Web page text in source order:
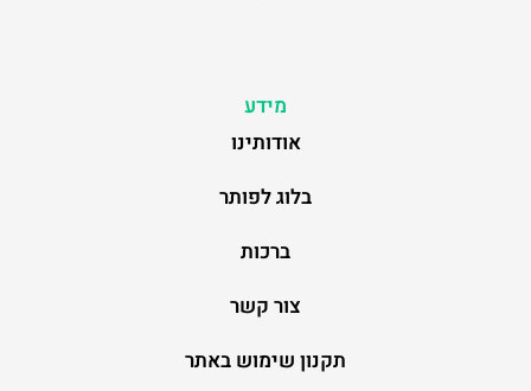
מידע
אודותינו
בלוג לפותר
ברכות
צור קשר
תקנון שימוש באתר